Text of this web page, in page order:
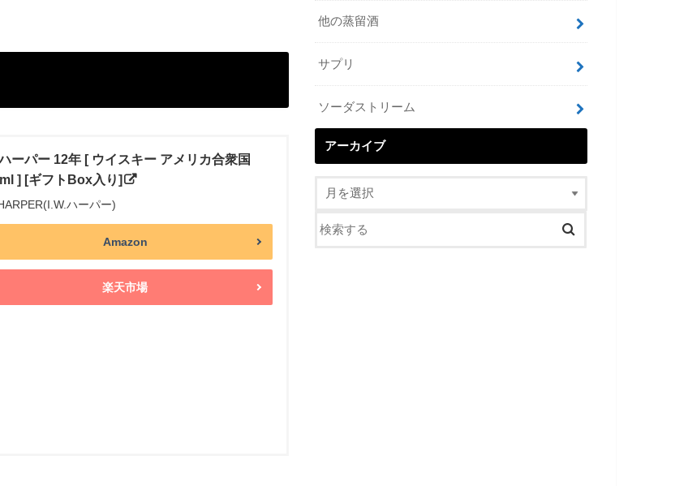
ーパー 12年 [ ウイスキー アメリカ合衆国
] [ギフトBox入り]
ハーパー)
Amazon
楽天市場
他の蒸留酒
サプリ
ソーダストリーム
アーカイブ